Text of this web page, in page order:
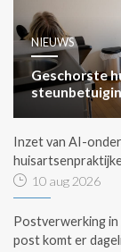
NIEUWS
Geschorste
Inzet van AI-
10 aug 2026
Postverwerking in
post komt er